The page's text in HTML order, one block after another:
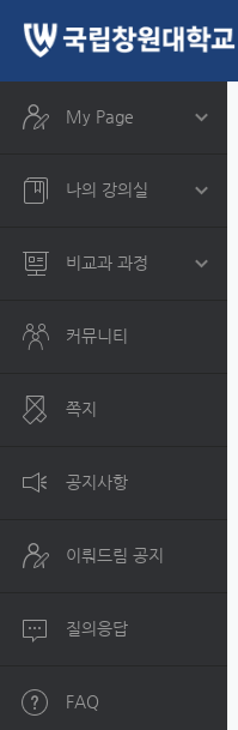
텐
My Page
나의 강의실
비교과 과정
커뮤니티
쪽지
공지사항
이뤄드림 공지
질의응답
FAQ